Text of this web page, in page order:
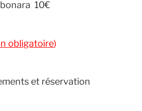
10€
obligatoire)
et réservation